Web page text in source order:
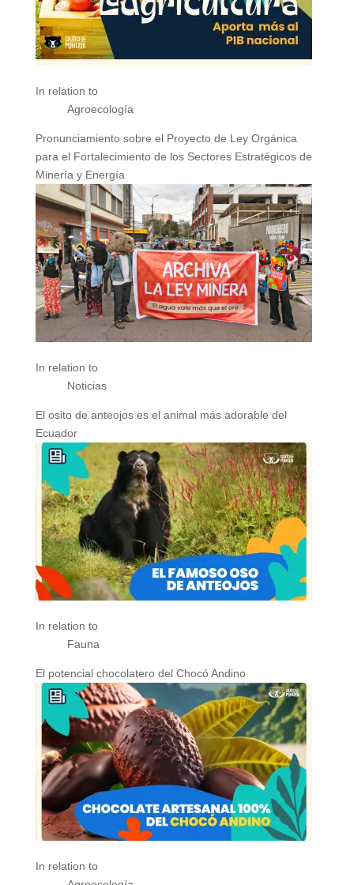
In relation to
Agroecología
Pronunciamiento sobre el Proyecto de Ley Orgánica
para el Fortalecimiento de los Sectores Estratégicos de
Minería y Energía
In relation to
Noticias
El osito de anteojos es el animal más adorable del
Ecuador
In relation to
Fauna
El potencial chocolatero del Chocó Andino
In relation to